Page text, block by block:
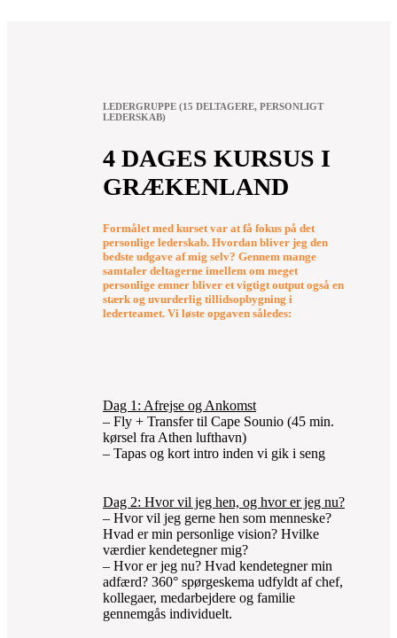
LEDERGRUPPE (15 DELTAGERE, PERSONLIGT
LEDERSKAB)
4 DAGES KURSUS I
GRÆKENLAND
Formålet med kurset var at få fokus på det
personlige lederskab. Hvordan bliver jeg den
bedste udgave af mig selv? Gennem mange
samtaler deltagerne imellem om meget
personlige emner bliver et vigtigt output også en
stærk og uvurderlig tillidsopbygning i
lederteamet. Vi løste opgaven således:
Dag 1: Afrejse og Ankomst
– Fly + Transfer til Cape Sounio (45 min.
kørsel fra Athen lufthavn)
– Tapas og kort intro inden vi gik i seng
Dag 2: Hvor vil jeg hen, og hvor er jeg nu?
– Hvor vil jeg gerne hen som menneske?
Hvad er min personlige vision? Hvilke
værdier kendetegner mig?
– Hvor er jeg nu? Hvad kendetegner min
adfærd? 360° spørgeskema udfyldt af chef,
kollegaer, medarbejdere og familie
gennemgås individuelt.